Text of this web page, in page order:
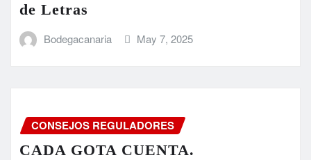
de Letras
Bodegacanaria May 7, 2025
CONSEJOS REGULADORES
CADA GOTA CUENTA.